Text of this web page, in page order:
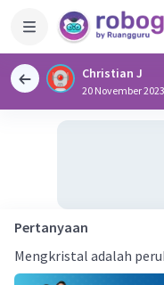
Christian J
20 November
Pertanyaan
Mengkristal adalah